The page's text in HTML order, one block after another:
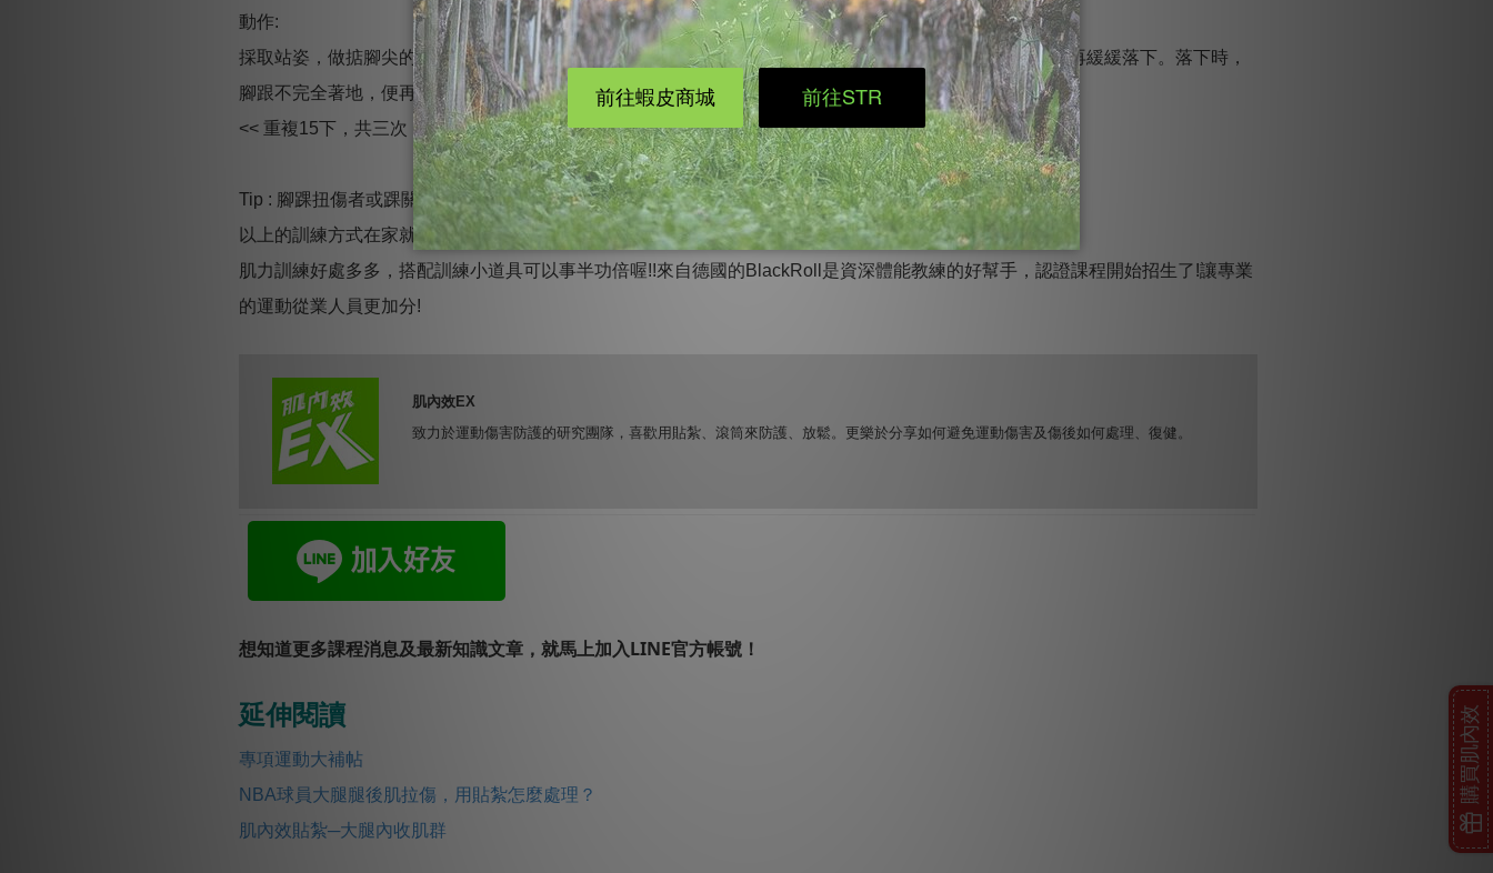
動作:
採取站姿，做掂腳尖的動作，利用小腿肌力將身體向上延展。當腳尖向上掂高時，可在最高處停留3~5秒，再緩緩落下。落下時，
腳跟不完全著地，便再次抬起。
<< 重複15下，共三次，每次間隔休息1分鐘。>>
Tip : 腳踝扭傷者或踝關節不穩定者，不適宜將腳尖掂太高，或用手扶住牆面維持穩定
以上的訓練方式在家就可以輕鬆簡單做!!每天10分鐘鍛練好腿部的肌力就可以幫助膝關節減壓喔!
肌力訓練好處多多，搭配訓練小道具可以事半功倍喔!!來自德國的BlackRoll是資深體能教練的好幫手，認證課程開始招生了!讓專業
的運動從業人員更加分!
肌內效EX
致力於運動傷害防護的研究團隊，喜歡用貼紮、滾筒來防護、放鬆。更樂於分享如何避免運動傷害及傷後如何處理、復健。
想知道更多課程消息及最新知識文章，就馬上加入LINE官方帳號！
延伸閱讀
專項運動大補帖
NBA球員大腿腿後肌拉傷，用貼紮怎麼處理？
肌內效貼紮─大腿內收肌群
購買肌內效